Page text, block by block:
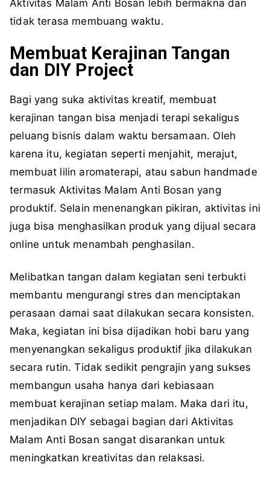
Aktivitas Malam Anti Bosan lebih bermakna dan
tidak terasa membuang waktu.
Membuat Kerajinan Tangan
dan DIY Project
Bagi yang suka aktivitas kreatif, membuat
kerajinan tangan bisa menjadi terapi sekaligus
peluang bisnis dalam waktu bersamaan. Oleh
karena itu, kegiatan seperti menjahit, merajut,
membuat lilin aromaterapi, atau sabun handmade
termasuk Aktivitas Malam Anti Bosan yang
produktif. Selain menenangkan pikiran, aktivitas ini
juga bisa menghasilkan produk yang dijual secara
online untuk menambah penghasilan.
Melibatkan tangan dalam kegiatan seni terbukti
membantu mengurangi stres dan menciptakan
perasaan damai saat dilakukan secara konsisten.
Maka, kegiatan ini bisa dijadikan hobi baru yang
menyenangkan sekaligus produktif jika dilakukan
secara rutin. Tidak sedikit pengrajin yang sukses
membangun usaha hanya dari kebiasaan
membuat kerajinan setiap malam. Maka dari itu,
menjadikan DIY sebagai bagian dari Aktivitas
Malam Anti Bosan sangat disarankan untuk
meningkatkan kreativitas dan relaksasi.